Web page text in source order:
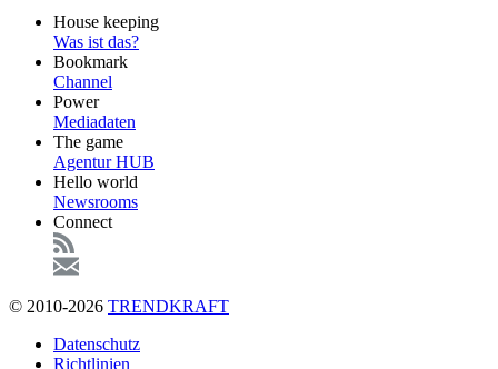
FooterHouse keeping
Was ist das?
Bookmark
Channel
Power
Mediadaten
The game
Agentur HUB
Hello world
Newsrooms
Connect
© 2010-2026 TRENDKRAFT
FußzeileDatenschutz
Richtlinien